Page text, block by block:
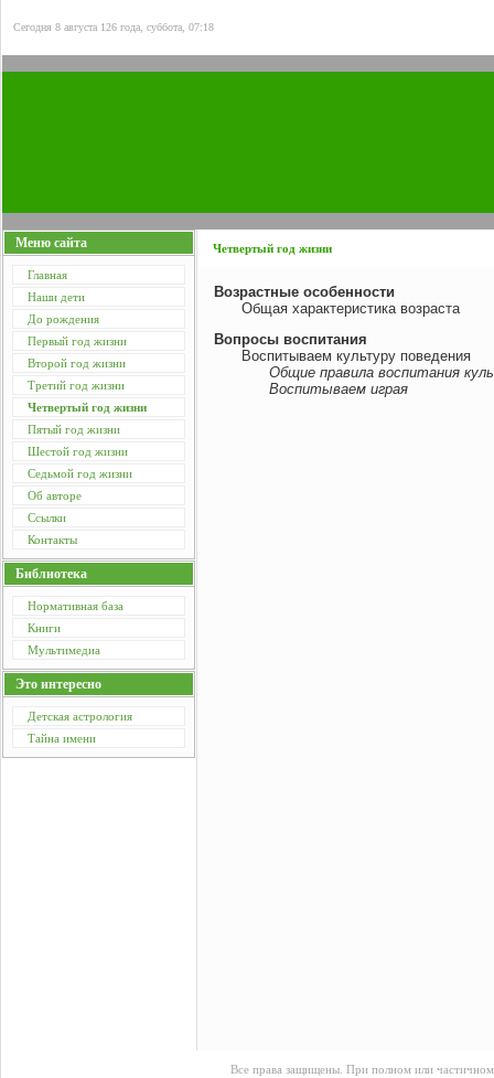
Сегодня 8 августа 126 года, суббота, 07:18
Меню сайта
Главная
Наши дети
До рождения
Первый год жизни
Второй год жизни
Третий год жизни
Четвертый год жизни
Пятый год жизни
Шестой год жизни
Седьмой год жизни
Об авторе
Ссылки
Контакты
Библиотека
Нормативная база
Книги
Мультимедиа
Это интересно
Детская астрология
Тайна имени
Четвертый год жизни
Возрастные особенности
Общая характеристика возраста
Вопросы воспитания
Воспитываем культуру поведения
Общие правила воспитания
Воспитываем играя
Все права защищены. При полном или частичном